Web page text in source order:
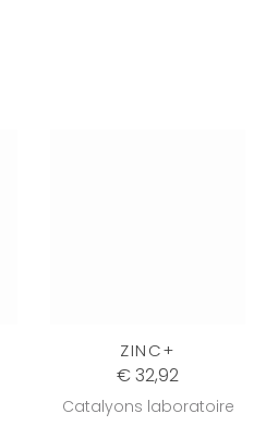
ZINC+
€ 32,92
Catalyons laboratoire